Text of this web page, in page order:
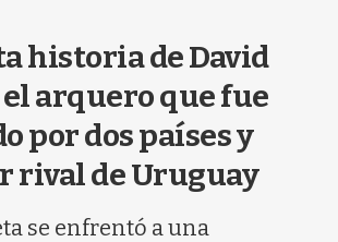
historia de David
arquero que fue
por dos países y
rival de Uruguay
se enfrentó a una